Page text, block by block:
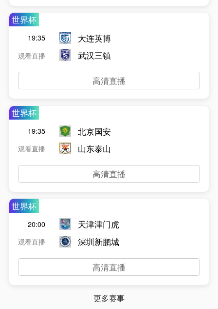
世界杯
19:35
观看直播
大连英博
武汉三镇
高清直播
世界杯
19:35
观看直播
北京国安
山东泰山
高清直播
世界杯
20:00
观看直播
天津津门虎
深圳新鹏城
高清直播
更多赛事